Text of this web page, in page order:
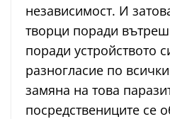
независимост. И
творци поради
поради устройството
разногласие по
замяна на това
посредствениците се